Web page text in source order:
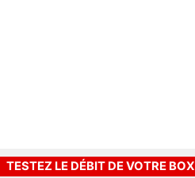
TESTEZ LE DÉBIT DE VOTRE BOX